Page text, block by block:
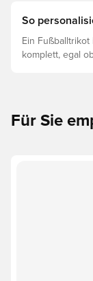
So
Ein
komplett, egal
Für Sie